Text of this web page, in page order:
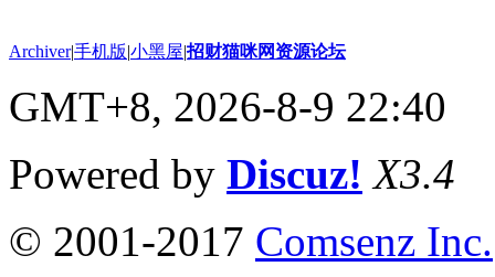
Archiver|手机版|小黑屋|招财猫咪网资源论坛
GMT+8, 2026-8-9 22:40
Powered by Discuz! X3.4
© 2001-2017 Comsenz Inc.